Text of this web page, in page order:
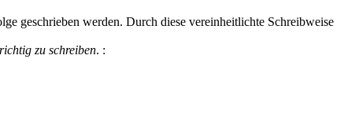
geschrieben werden. Durch diese vereinheitlichte Schreibweise
richtig zu schreiben. :